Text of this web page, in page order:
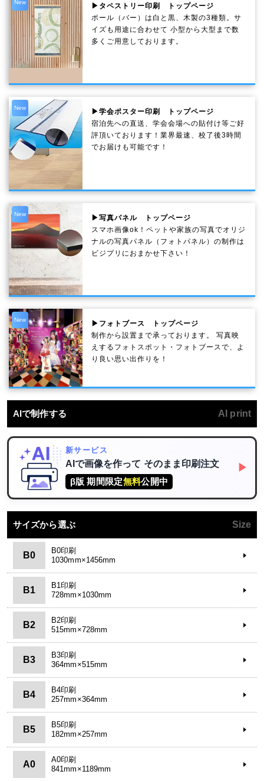
New
▶タペストリー印刷 トップページ
ポール（バー）は白と黒、木製の3種類。サ
イズも用途に合わせて 小型から大型まで数
多くご用意しております。
New
▶学会ポスター印刷 トップページ
宿泊先への直送、学会会場への貼付け等ご好
評頂いております！業界最速、校了後3時間
でお届けも可能です！
New
▶写真パネル トップページ
スマホ画像ok！ペットや家族の写真でオリジ
ナルの写真パネル（フォトパネル）の制作は
ビジプリにおまかせ下さい！
New
▶フォトブース トップページ
制作から設置まで承っております。 写真映
えするフォトスポット・フォトブースで、よ
り良い思い出作りを！
AIで制作する AI print
新サービス
AIで画像を作って そのまま印刷注文
β版 期間限定無料公開中
▶
サイズから選ぶ Size
B0
B0印刷
1030mm×1456mm
B1
B1印刷
728mm×1030mm
B2
B2印刷
515mm×728mm
B3
B3印刷
364mm×515mm
B4
B4印刷
257mm×364mm
B5
B5印刷
182mm×257mm
A0
A0印刷
841mm×1189mm